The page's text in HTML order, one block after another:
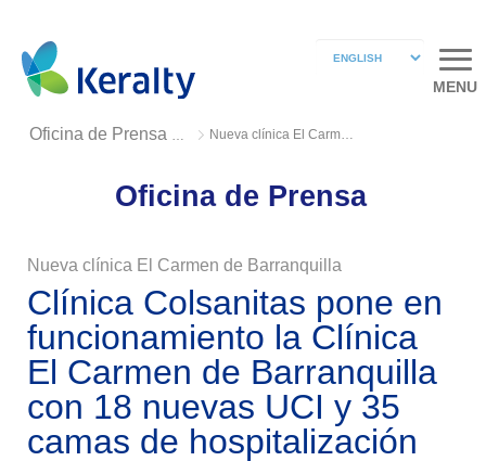
MENU
Oficina de Prensa 2020 Nueva clínica El Carmen de Barranquilla
Oficina de Prensa
Nueva clínica El Carmen de Barranquilla
Clínica Colsanitas pone en
funcionamiento la Clínica
El Carmen de Barranquilla
con 18 nuevas UCI y 35
camas de hospitalización